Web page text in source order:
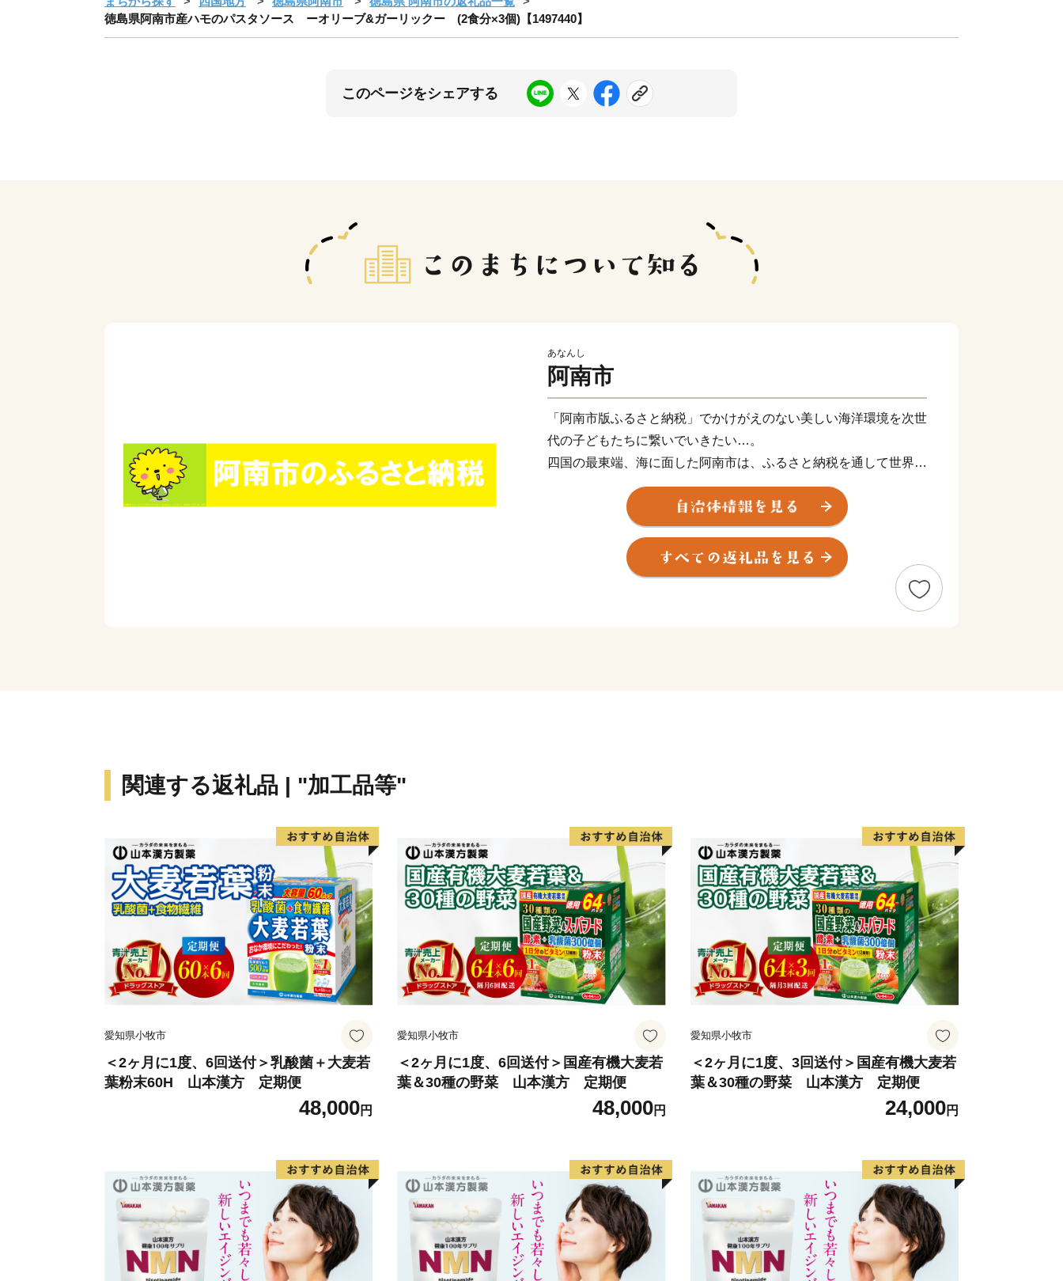
徳島県阿南市産ハモのパスタソース ーオリーブ&ガーリックー (2食分×3個)【1497440】
このページをシェアする
あなんし
阿南市
「阿南市版ふるさと納税」でかけがえのない美しい海洋環境を次世
代の子どもたちに繋いでいきたい…。
四国の最東端、海に面した阿南市は、ふるさと納税を通して世界規
模で深刻な問題となっている海岸・海洋汚染に対して真摯に向き合
い、アクションをおこし、普及していくことによって、持続可能な
社会づくりを実現していく「阿南市オリジナル」の制度運用を行っ
返礼品を提供するのは「EARTH SHIP PARTNER ANAN」
（ESPA）に登録している事業者です。阿南市では、このESPA事
関連する返礼品 | "加工品等"
愛知県小牧市
＜2ヶ月に1度、6回送付＞乳酸菌＋大麦若
葉粉末60H 山本漢方 定期便
48,000円
愛知県小牧市
＜2ヶ月に1度、6回送付＞国産有機大麦若
葉＆30種の野菜 山本漢方 定期便
48,000円
愛知県小牧市
＜2ヶ月に1度、3回送付＞国産有機大麦若
葉＆30種の野菜 山本漢方 定期便
24,000円